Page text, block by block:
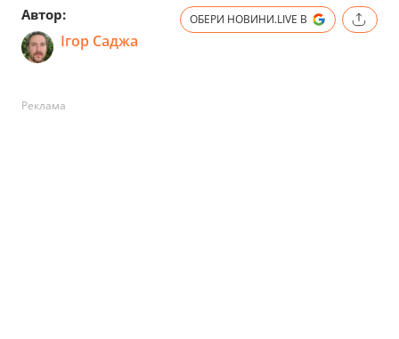
Автор:
Ігор Саджа
ОБЕРИ НОВИНИ.LIVE В
Реклама